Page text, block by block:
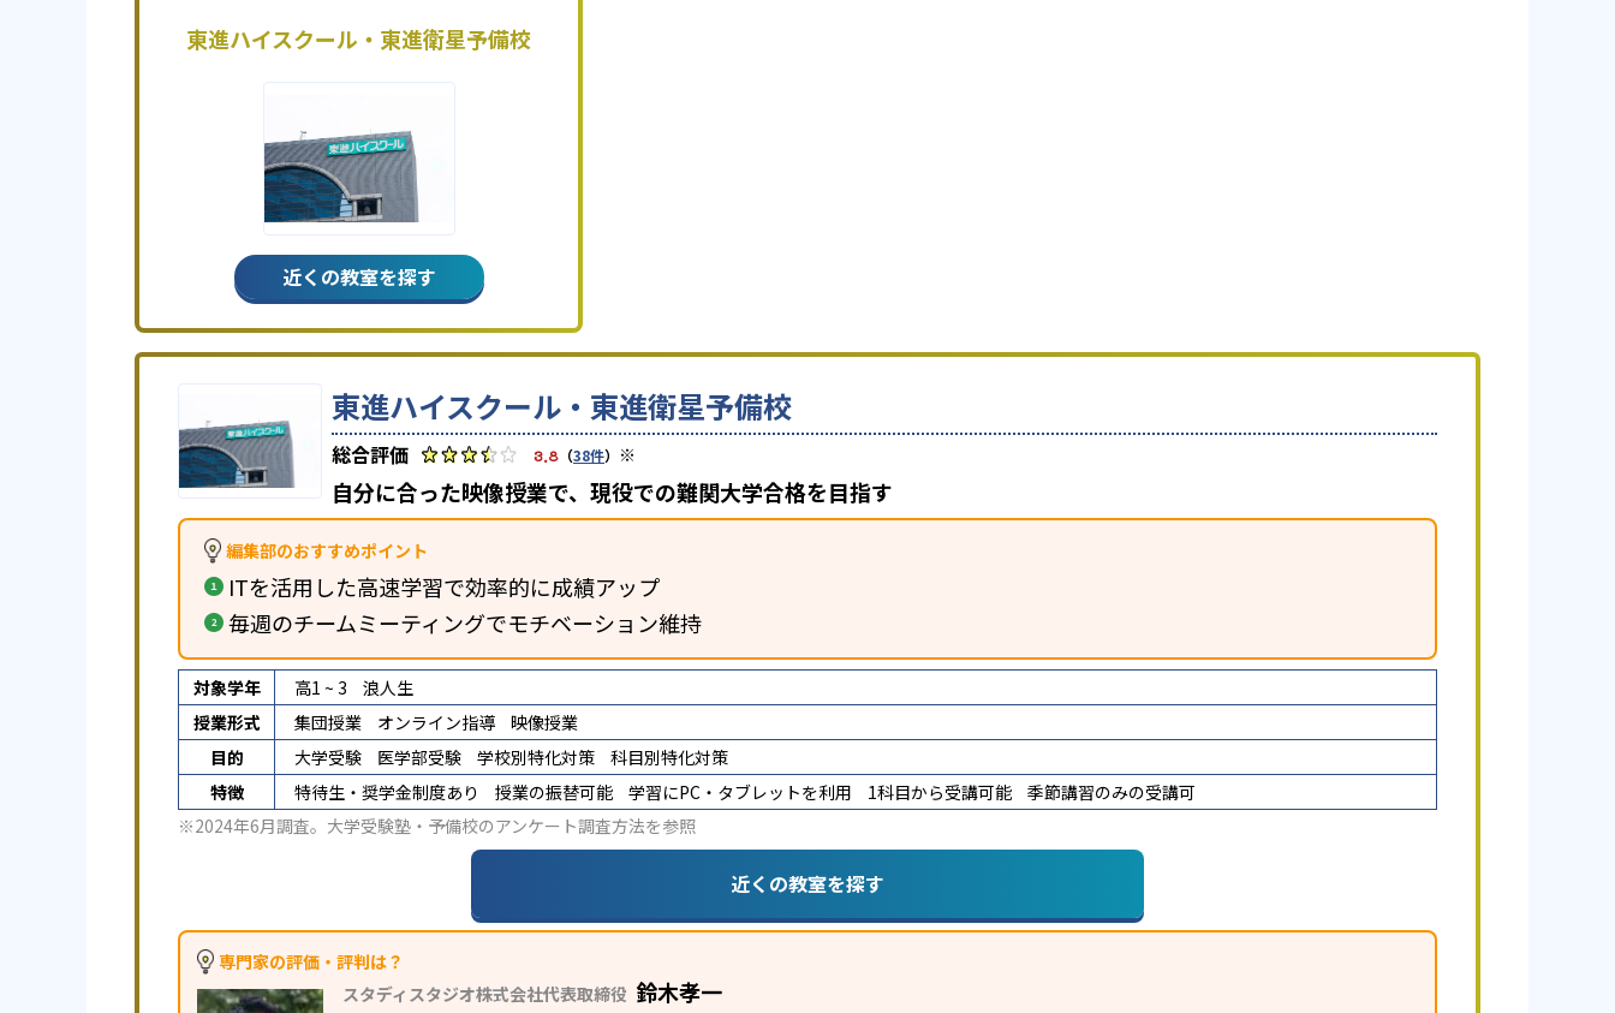
東進ハイスクール・東進衛星予備校
近くの教室を探す
東進ハイスクール・東進衛星予備校
3.8 （38件） ※
自分に合った映像授業で、現役での難関大学合格を目指す
編集部のおすすめポイント
ITを活用した高速学習で効率的に成績アップ
毎週のチームミーティングでモチベーション維持
対象学年 高1 ~ 3
浪人生
授業形式
集団授業 オンライン指導
映像授業
目的
大学受験 医学部受験 学校別特化対策
科目別特化対策
特徴
特待生・奨学金制度あり 授業の振替可能 学習にPC・タブレットを利用 1科目から受講可能
季節講習のみの受講可
※2024年6月調査。 大学受験塾・予備校のアンケート調査方法を参照
近くの教室を探す
専門家の評価・評判は？
スタディスタジオ株式会社代表取締役 鈴木孝一